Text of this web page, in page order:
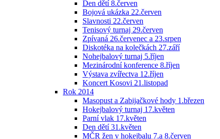
Den dětí 8.červen
Bojová ukázka 22.červen
Slavnosti 22.červen
Tenisový turnaj 29.červen
Zpívaná 26.červenec a 23.srpen
Diskotéka na kolečkách 27.září
Nohejbalový turnaj 5.říjen
Mezinárodní konference 8.říjen
Výstava zvířectva 12.říjen
Koncert Kosovi 21.listopad
Rok 2014
Masopust a Zabijačkové hody 1.březen
Hokejbalový turnaj 17.květen
Parní vlak 17.květen
Den dětí 31.květen
MČR žen v hokejbalu 7.a 8.červen